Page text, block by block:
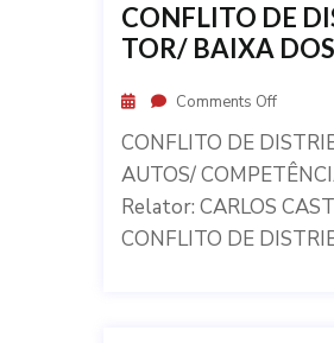
CONFLITO DE
TOR/ BAIXA
Comments Off
CONFLITO DE
AUTOS/
Relator: CARLOS
CONFLITO DE